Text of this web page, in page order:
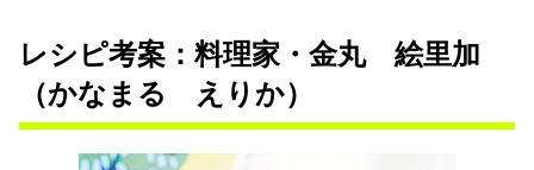
レシピ考案：料理家・金丸 絵里加
（かなまる えりか）